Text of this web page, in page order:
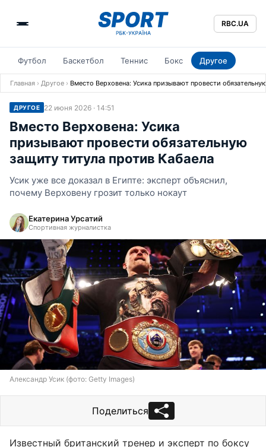
RBC.UA
Футбол Баскетбол Теннис Бокс Другое
Главная › Другое › Вместо Верховена: Усика призывают провести
ДРУГОЕ 22 июня 2026 · 14:51
Вместо Верховена: Усика
призывают провести обязательную
защиту титула против Кабаела
Усик уже все доказал в Египте: эксперт объяснил,
почему Верховену грозит только нокаут
Екатерина Урсатий
Спортивная журналистка
Александр Усик (фото: Getty Images)
Поделиться
Известный британский тренер и эксперт по боксу